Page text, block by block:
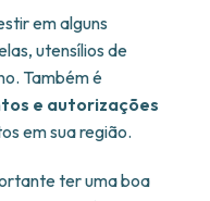
em alguns
utensílios de
Também é
e autorizações
em sua região.
ter uma boa